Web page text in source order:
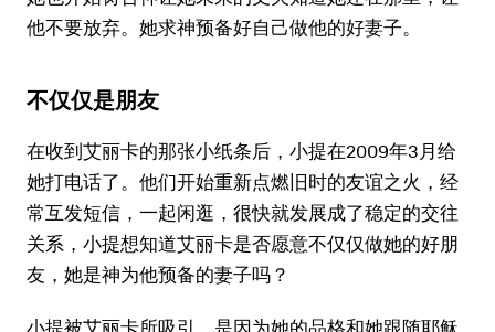
他不要放弃。她求神预备好自己做他的好妻子。
不仅仅是朋友
在收到艾丽卡的那张小纸条后，小提在2009年3月给
她打电话了。他们开始重新点燃旧时的友谊之火，经
常互发短信，一起闲逛，很快就发展成了稳定的交往
关系，小提想知道艾丽卡是否愿意不仅仅做她的好朋
友，她是神为他预备的妻子吗？
小提被艾丽卡所吸引，是因为她的品格和她跟随耶稣